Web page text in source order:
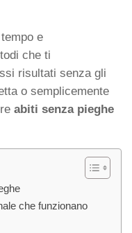
e
che ti
risultati senza gli
o semplicemente
abiti senza pieghe
che funzionano